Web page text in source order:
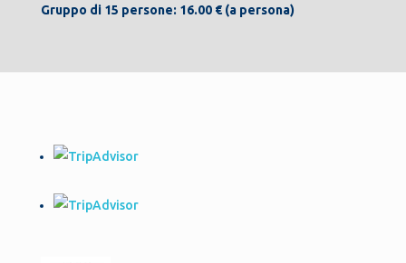
Gruppo di 15 persone: 16.00 € (a persona)